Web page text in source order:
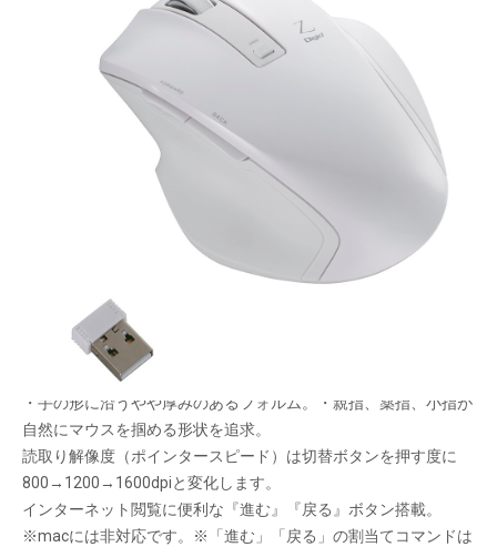
握り心地を追求した「Z」シリーズのmサイズ、無
線(レシーバー通信)。
BlueLEDセンサー搭載
限定品
握り心地を追求したフォルム。
・手の形に沿うやや厚みのあるフォルム。・親指、薬指、小指が
自然にマウスを掴める形状を追求。
読取り解像度（ポインタースピード）は切替ボタンを押す度に
800→1200→1600dpiと変化します。
インターネット閲覧に便利な『進む』『戻る』ボタン搭載。
※macには非対応です。※「進む」「戻る」の割当てコマンドは